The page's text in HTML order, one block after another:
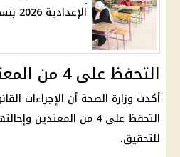
الإعدادية 2026 بنسبة نجاح 78.37%
التحفظ على 4 من المعتدين
أكدت وزارة الصحة أن الإجراءات
التحفظ على 4 من المعتدين
للتحقيق.